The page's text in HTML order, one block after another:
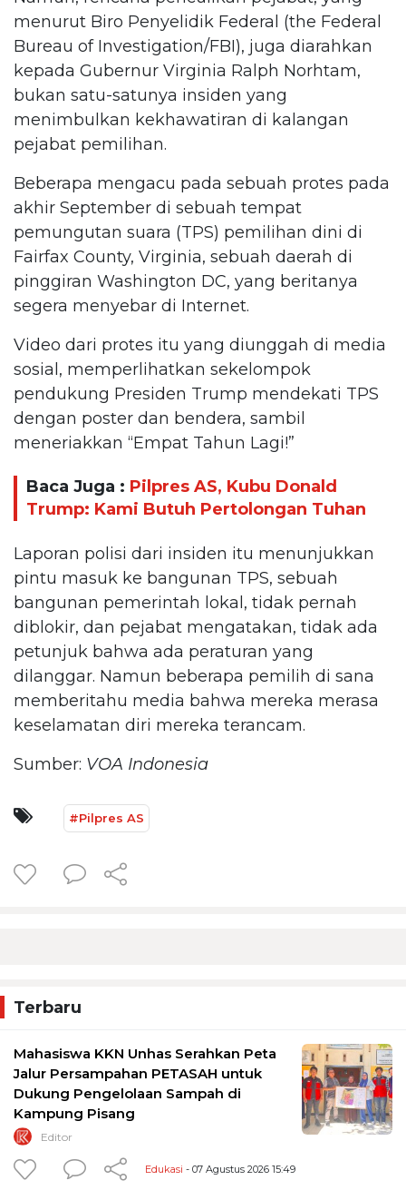
menurut Biro Penyelidik Federal (the Federal
Bureau of Investigation/FBI), juga diarahkan
kepada Gubernur Virginia Ralph Norhtam,
bukan satu-satunya insiden yang
menimbulkan kekhawatiran di kalangan
pejabat pemilihan.
Beberapa mengacu pada sebuah protes pada
akhir September di sebuah tempat
pemungutan suara (TPS) pemilihan dini di
Fairfax County, Virginia, sebuah daerah di
pinggiran Washington DC, yang beritanya
segera menyebar di Internet.
Video dari protes itu yang diunggah di media
sosial, memperlihatkan sekelompok
pendukung Presiden Trump mendekati TPS
dengan poster dan bendera, sambil
meneriakkan “Empat Tahun Lagi!”
Baca Juga : Pilpres AS, Kubu Donald
Trump: Kami Butuh Pertolongan Tuhan
Laporan polisi dari insiden itu menunjukkan
pintu masuk ke bangunan TPS, sebuah
bangunan pemerintah lokal, tidak pernah
diblokir, dan pejabat mengatakan, tidak ada
petunjuk bahwa ada peraturan yang
dilanggar. Namun beberapa pemilih di sana
memberitahu media bahwa mereka merasa
keselamatan diri mereka terancam.
Sumber: VOA Indonesia
#Pilpres AS
Terbaru
Mahasiswa KKN Unhas Serahkan Peta
Jalur Persampahan PETASAH untuk
Dukung Pengelolaan Sampah di
Kampung Pisang
Editor
Edukasi - 07 Agustus 2026 15:49